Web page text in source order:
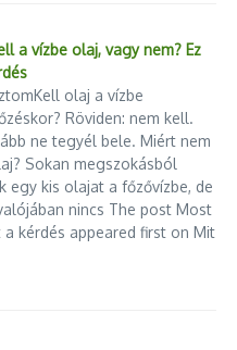
a vízbe olaj, vagy nem? Ez
olaj a vízbe
Röviden: nem kell.
ne tegyél bele. Miért nem
Sokan megszokásból
egy kis olajat a főzővízbe, de
nincs The post Most
kérdés appeared first on Mit